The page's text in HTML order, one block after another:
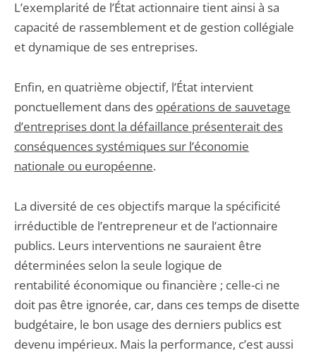
L’exemplarité de l’État actionnaire tient ainsi à sa
capacité de rassemblement et de gestion collégiale
et dynamique de ses entreprises.
Enfin, en quatrième objectif, l’État intervient
ponctuellement dans des opérations de sauvetage
d’entreprises dont la défaillance présenterait des
conséquences systémiques sur l’économie
nationale ou européenne.
La diversité de ces objectifs marque la spécificité
irréductible de l’entrepreneur et de l’actionnaire
publics. Leurs interventions ne sauraient être
déterminées selon la seule logique de
rentabilité économique ou financière ; celle-ci ne
doit pas être ignorée, car, dans ces temps de disette
budgétaire, le bon usage des derniers publics est
devenu impérieux. Mais la performance, c’est aussi